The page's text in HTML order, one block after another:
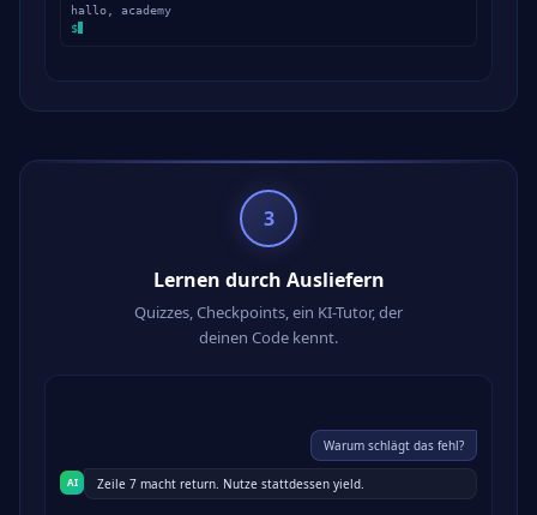
hallo, academy
$
3
Lernen durch Ausliefern
Quizzes, Checkpoints, ein KI-Tutor, der
deinen Code kennt.
Warum schlägt das fehl?
AI Zeile 7 macht return. Nutze stattdessen yield.